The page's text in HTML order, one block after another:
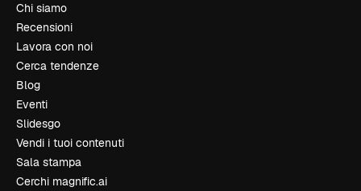
Chi siamo
Recensioni
Lavora con noi
Cerca tendenze
Blog
Eventi
Slidesgo
Vendi i tuoi contenuti
Sala stampa
Cerchi magnific.ai